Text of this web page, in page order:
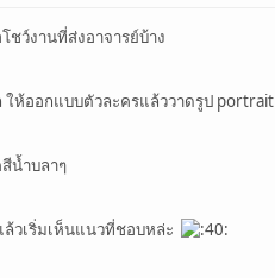
ชว์งานที่ส่งอาจารย์บ้าง
ห้ออกแบบตัวละครแล้ววาดรูป portrait
น้ำบลาๆ
วเริ่มเห็นแนวที่ชอบหล่ะ